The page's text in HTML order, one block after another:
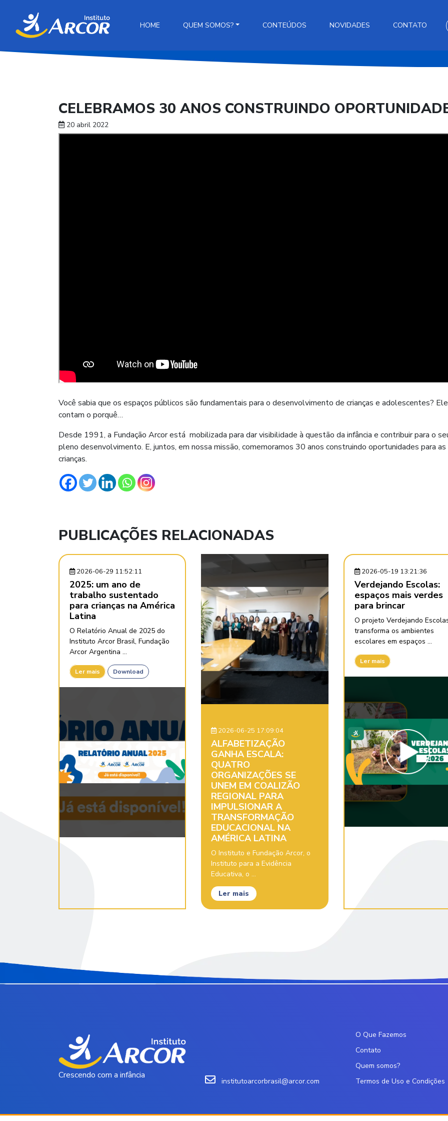
HOME QUEM SOMOS? CONTEÚDOS NOVIDADES CONTATO
CELEBRAMOS 30 ANOS CONSTRUINDO
20 abril 2022
Você sabia que os espaços públicos são fundamentais para o desenvolvimento de crianças e adolescentes?
contam o porquê…
Desde 1991, a Fundação Arcor está mobilizada para dar visibilidade à questão da infância e contribuir para o
pleno desenvolvimento. E, juntos, em nossa missão, comemoramos 30 anos construindo oportunidades para as
crianças.
PUBLICAÇÕES RELACIONADAS
2026-06-29 11:52:11
2025: um ano de
trabalho sustentado
para crianças na América
Latina
O Relatório Anual de 2025 do
Instituto Arcor Brasil, Fundação
Arcor Argentina ...
Ler mais Download
2026-06-25 17:09:04
ALFABETIZAÇÃO
GANHA ESCALA:
QUATRO
ORGANIZAÇÕES SE
UNEM EM COALIZÃO
REGIONAL PARA
IMPULSIONAR A
TRANSFORMAÇÃO
EDUCACIONAL NA
AMÉRICA LATINA
O Instituto e Fundação Arcor, o
Instituto para a Evidência
Educativa, o ...
Ler mais
2026-05-19 13:21:36
Verdejando Escolas:
espaços mais verdes
para brincar
O projeto Verdejando
transforma os ambientes
escolares em espaços ...
Ler mais
Crescendo com a infância
institutoarcorbrasil@arcor.com
O Que Fazemos
Contato
Quem somos?
Termos de Uso e Condições